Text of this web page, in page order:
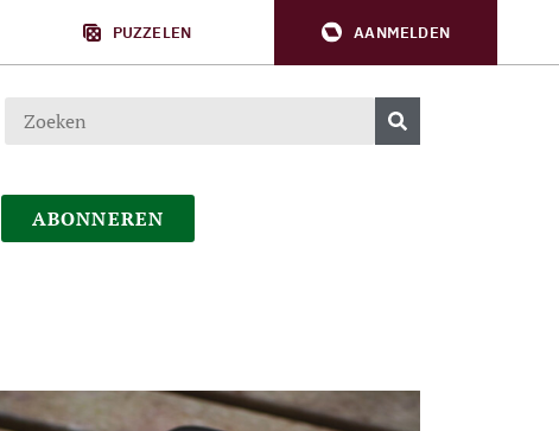
PUZZELEN AANMELDEN
ABONNEREN